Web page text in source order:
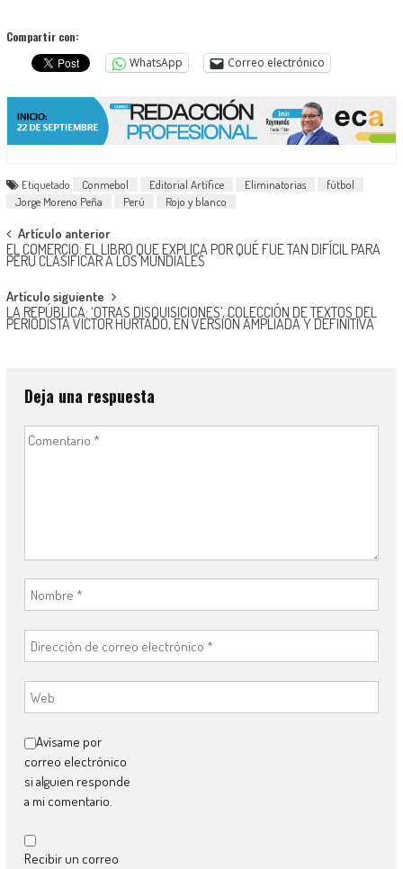
Compartir con:
WhatsApp
Correo electrónico
Etiquetado Conmebol Editorial Artífice Eliminatorias
fútbol
Jorge Moreno Peña
Perú Rojo y blanco
Navegación
de
entradas
Artículo anterior
EL COMERCIO: EL LIBRO QUE EXPLICA POR QUÉ FUE TAN DIFÍCIL PARA
PERÚ CLASIFICAR A LOS MUNDIALES
Artículo siguiente
LA REPÚBLICA: ‘OTRAS DISQUISICIONES’, COLECCIÓN DE TEXTOS DEL
PERIODISTA VÍCTOR HURTADO, EN VERSIÓN AMPLIADA Y DEFINITIVA
Deja una respuesta
Avísame por
correo electrónico
si alguien responde
a mi comentario.
Recibir un correo